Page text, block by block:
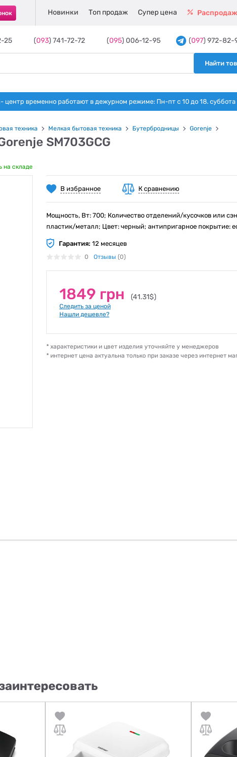
Новинки Топ продаж Супер цена
25 (093) 741-72-72 (095) 006-12-95 (097) 972-82-
Найти
временно работают в дежурном режиме: Пн-пт с 10 до 18. суббота
техника Мелкая бытовая техника Бутербродницы Gorenje
SM703GCG
на складе
В избранное К сравнению
Мощность, Вт: 700; Количество отделений/кусочков или
пластик/металл; Цвет: черный; антипригарное покрытие:
Гарантия: 12 месяцев
0 Отзывы (0)
1849 грн (41.31$)
Следить за ценой
Нашли дешевле?
* характеристики и цвет изделия уточняйте у менеджеров
* интернет цена актуальна только при заказе через интернет